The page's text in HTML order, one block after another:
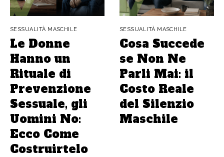
SESSUALITÀ MASCHILE
Le Donne
Hanno un
Rituale di
Prevenzione
Sessuale, gli
Uomini No:
Ecco Come
Costruirtelo
SESSUALITÀ MASCHILE
Cosa Succede
se Non Ne
Parli Mai: il
Costo Reale
del Silenzio
Maschile